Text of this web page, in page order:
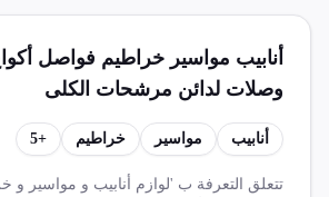
مختلفه.
أنابيب مواسير خراطيم فواصل
وصلات لدائن مرشحات الكلى
أنابيب مواسير خراطيم +
5
تتعلق التعرفة ب 'لوازم أنابيب و مواسير و